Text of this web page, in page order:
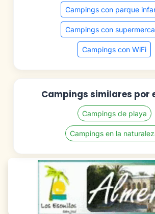
Campings con parque
Campings con
Campings con WiFi
Campings similares por
Campings de playa
Campings en la